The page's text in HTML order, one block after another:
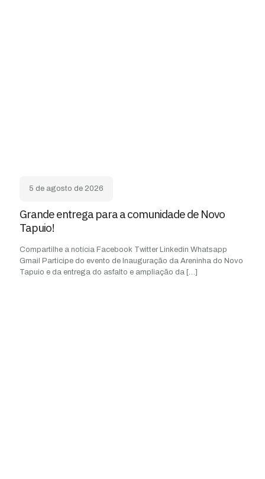
5 de agosto de 2026
Grande entrega para a comunidade de Novo
Tapuio!
Compartilhe a notícia Facebook Twitter Linkedin Whatsapp
Gmail Participe do evento de Inauguração da Areninha do Novo
Tapuio e da entrega do asfalto e ampliação da […]